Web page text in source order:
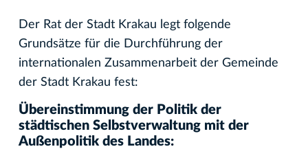
Der Rat der Stadt Krakau legt folgende
Grundsätze für die Durchführung der
internationalen Zusammenarbeit der Gemeinde
der Stadt Krakau fest:
Übereinstimmung der Politik der
städtischen Selbstverwaltung mit der
Außenpolitik des Landes: